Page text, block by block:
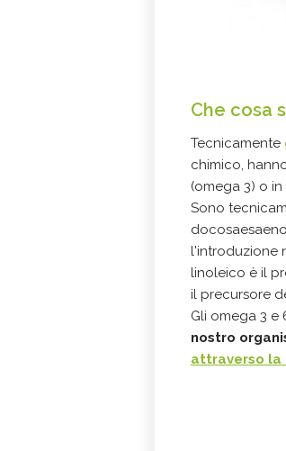
Che cosa
Tecnicamente
chimico,
(omega 3) o
Sono
l'introduzione
linoleico è il
il precursore
Gli omega 3 e
nostro
attraverso la